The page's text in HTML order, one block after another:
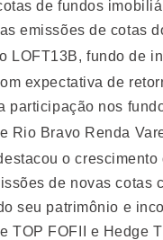
de fundos
emissões de cotas
LOFT13B, fundo de
expectativa de
participação nos
Rio Bravo Renda
o crescimento
de novas cotas
seu patrimônio e
TOP FOFII e Hedge